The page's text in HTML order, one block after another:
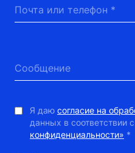
Я даю согласие на
данных в соответствии
конфиденциальности» *